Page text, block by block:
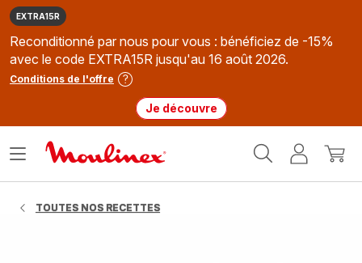
EXTRA15R
Reconditionné par nous pour vous : bénéficiez de -15%
avec le code EXTRA15R jusqu'au 16 août 2026.
Conditions de l'offre
Je découvre
MonMon
Ouvrir
TOUTES NOS RECETTES